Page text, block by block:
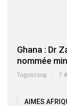
Ghana : Dr
nommée
Togoscoop 7
AIMES